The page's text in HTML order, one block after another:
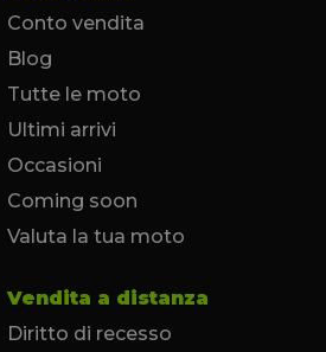
Conto vendita
Blog
Tutte le moto
Ultimi arrivi
Occasioni
Coming soon
Valuta la tua moto
Vendita a distanza
Diritto di recesso